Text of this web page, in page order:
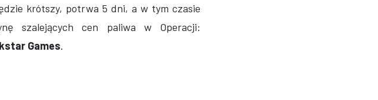
krótszy, potrwa 5 dni, a w tym czasie
szalejących cen paliwa w Operacji:
Games.